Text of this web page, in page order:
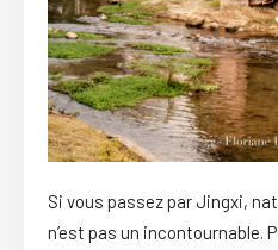
Si vous passez par Jingxi,
n’est pas un incontournable.